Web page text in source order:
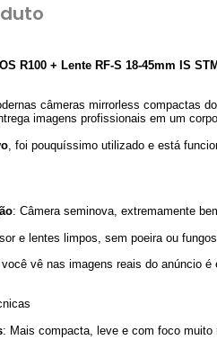
R100 + Lente RF-S 18-45mm IS
câmeras mirrorless compactas
imagens profissionais em um
, foi pouquíssimo utilizado e está
: Câmera seminova, extremamente
e lentes limpos, sem poeira ou fungos.
vê nas imagens reais do anúncio é
: Mais compacta, leve e com foco